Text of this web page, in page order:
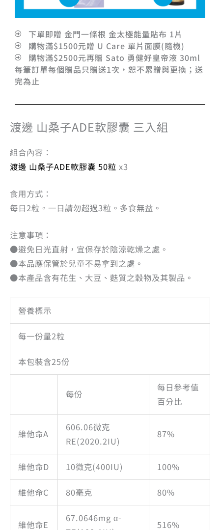
下單即贈 金門一條根 金太極能量貼布 1片
購物滿$1500元贈 U Care 單片面膜(隨機)
購物滿$2500元再贈 Sato 勇健好皇帝液 30ml
每筆訂單每個贈品只贈送1次，恕不累贈與更換；送
完為止
渡邊 山桑子ADE軟膠囊 三入組
組合內容：
渡邊 山桑子ADE軟膠囊 50粒 x3
食用方式：
每日2粒。一日請勿超過3粒。多食無益。
注意事項：
●避免日光直射，宜保存於陰涼乾燥之處。
●本品應保管於兒童不易拿到之處。
●本產品含有花生、大豆、麩質之穀物及其製品。
營養標示
每一份量2粒
本包裝含25份
每份
每日參考值
百分比
維他命A
606.06微克
RE(2020.2IU)
87%
維他命D 10微克(400IU) 100%
維他命C 80毫克 80%
維他命E
67.0646mg α-
516%